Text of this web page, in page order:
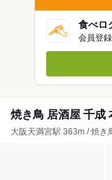
食べロ
会員登
焼き鳥 居酒屋 千成
大阪天満宮駅 363m / 焼き